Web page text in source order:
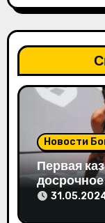
и
я
п
а
Новости
Первая
свое